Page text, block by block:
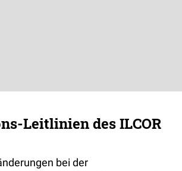
Leitlinien des ILCOR
bei der